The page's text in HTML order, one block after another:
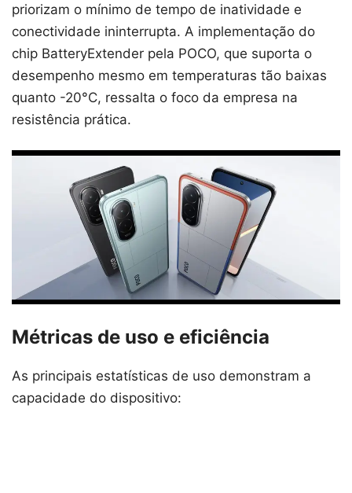
priorizam o mínimo de tempo de inatividade e
conectividade ininterrupta. A implementação do
chip BatteryExtender pela POCO, que suporta o
desempenho mesmo em temperaturas tão baixas
quanto -20°C, ressalta o foco da empresa na
resistência prática.
Métricas de uso e eficiência
As principais estatísticas de uso demonstram a
capacidade do dispositivo: